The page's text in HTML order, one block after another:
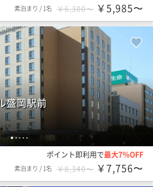
素泊まり / 1名 ￥6,300〜 ￥5,985〜
1 2 3 4 5
盛岡駅前
ポイント即利用で最大7％OFF
素泊まり / 1名 ￥8,340〜 ￥7,756〜